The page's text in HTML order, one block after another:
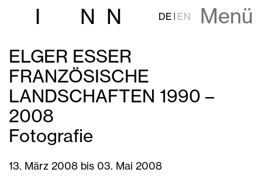
I N N DE EN Menü
ELGER ESSER
FRANZÖSISCHE
LANDSCHAFTEN 1990 –
2008
Fotografie
13. März 2008 bis 03. Mai 2008